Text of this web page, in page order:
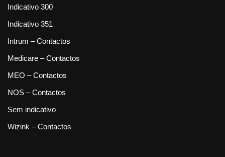
Indicativo 300
Indicativo 351
Intrum – Contactos
Medicare – Contactos
MEO – Contactos
NOS – Contactos
Sem indicativo
Wizink – Contactos